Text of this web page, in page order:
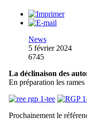
News
5 février 2024
6745
La déclinaison des
En préparation les
Prochainement le